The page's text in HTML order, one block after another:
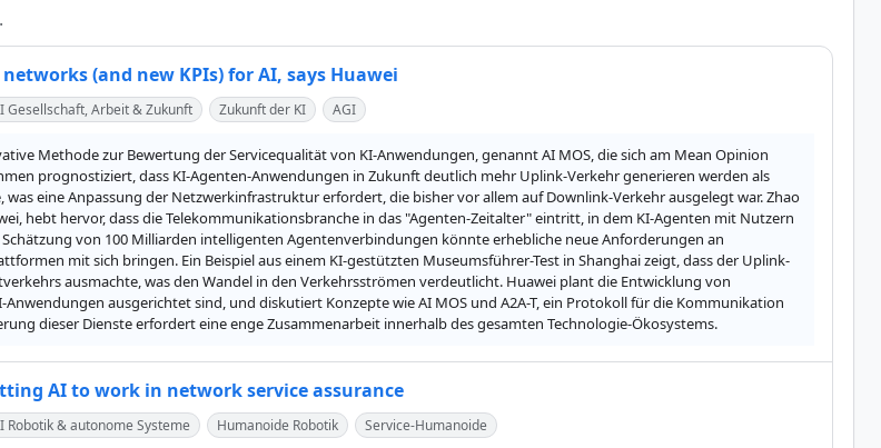
(and new KPIs) for AI, says Huawei
Gesellschaft, Arbeit & Zukunft Zukunft der KI AGI
Methode zur Bewertung der Servicequalität von KI-Anwendungen, genannt AI MOS, die sich am Mean Opinion
prognostiziert, dass KI-Agenten-Anwendungen in Zukunft deutlich mehr Uplink-Verkehr generieren werden als
eine Anpassung der Netzwerkinfrastruktur erfordert, die bisher vor allem auf Downlink-Verkehr ausgelegt war. Zhao
hebt hervor, dass die Telekommunikationsbranche in das "Agenten-Zeitalter" eintritt, in dem KI-Agenten mit Nutzern
von 100 Milliarden intelligenten Agentenverbindungen könnte erhebliche neue Anforderungen an
mit sich bringen. Ein Beispiel aus einem KI-gestützten Museumsführer-Test in Shanghai zeigt, dass der Uplink-
ausmachte, was den Wandel in den Verkehrsströmen verdeutlicht. Huawei plant die Entwicklung von
Anwendungen ausgerichtet sind, und diskutiert Konzepte wie AI MOS und A2A-T, ein Protokoll für die Kommunikation
dieser Dienste erfordert eine enge Zusammenarbeit innerhalb des gesamten Technologie-Ökosystems.
AI to work in network service assurance
Robotik & autonome Systeme Humanoide Robotik Service-Humanoide